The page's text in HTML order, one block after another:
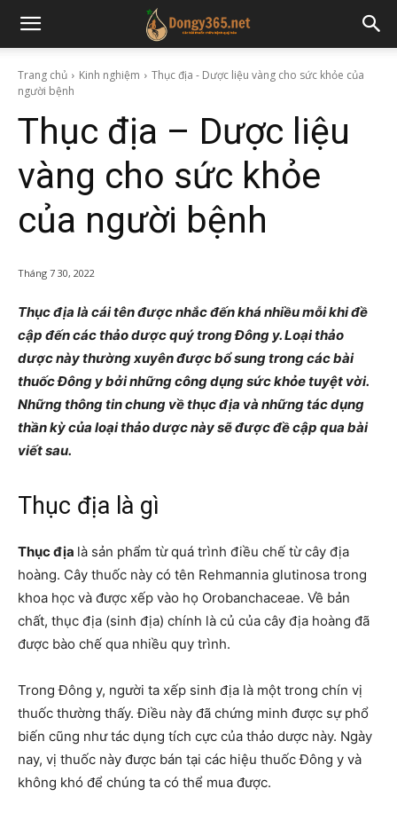
Trang chủ Kinh nghiệm
Thục địa - Dược liệu vàng cho sức khỏe của
người bệnh
Thục địa – Dược liệu
vàng cho sức khỏe
của người bệnh
Tháng 7 30, 2022
Thục địa là cái tên được nhắc đến khá nhiều mỗi khi đề
cập đến các thảo dược quý trong Đông y. Loại thảo
dược này thường xuyên được bổ sung trong các bài
thuốc Đông y bởi những công dụng sức khỏe tuyệt vời.
Những thông tin chung về thục địa và những tác dụng
thần kỳ của loại thảo dược này sẽ được đề cập qua bài
viết sau.
Thục địa là gì
Thục địa là sản phẩm từ quá trình điều chế từ cây địa
hoàng. Cây thuốc này có tên Rehmannia glutinosa trong
khoa học và được xếp vào họ Orobanchaceae. Về bản
chất, thục địa (sinh địa) chính là củ của cây địa hoàng đã
được bào chế qua nhiều quy trình.
Trong Đông y, người ta xếp sinh địa là một trong chín vị
thuốc thường thấy. Điều này đã chứng minh được sự phổ
biến cũng như tác dụng tích cực của thảo dược này. Ngày
nay, vị thuốc này được bán tại các hiệu thuốc Đông y và
không khó để chúng ta có thể mua được.